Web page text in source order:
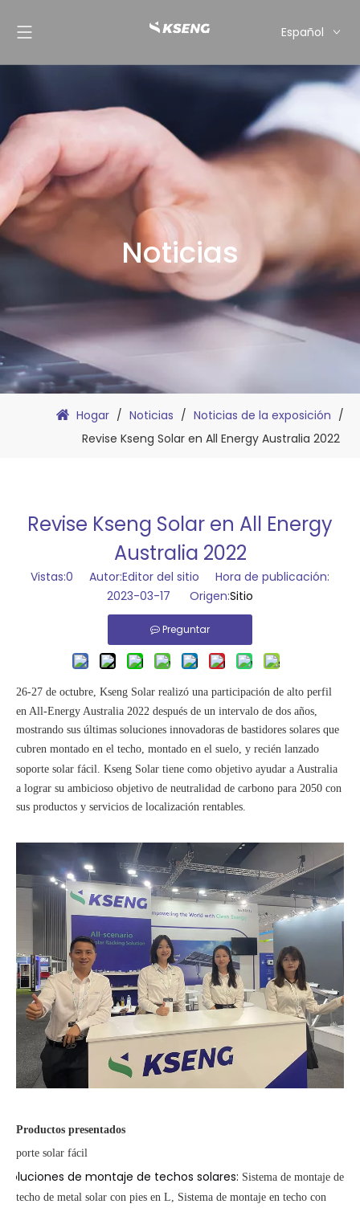
Español
Français
Deutsch
Italiano
Nederlands
Noticias
Hogar / Noticias / Noticias de la exposición /
Revise Kseng Solar en All Energy Australia 2022
Revise Kseng Solar en All Energy
Australia 2022
Vistas:0 Autor:Editor del sitio Hora de publicación:
2023-03-17 Origen:Sitio
Preguntar
26-27 de octubre, Kseng Solar realizó una participación de alto perfil
en All-Energy Australia 2022 después de un intervalo de dos años,
mostrando sus últimas soluciones innovadoras de bastidores solares que
cubren montado en el techo, montado en el suelo, y recién lanzado
soporte solar fácil. Kseng Solar tiene como objetivo ayudar a Australia
a lograr su ambicioso objetivo de neutralidad de carbono para 2050 con
sus productos y servicios de localización rentables.
Productos presentados
Soporte solar fácil
Soluciones de montaje de techos solares: Sistema de montaje de
techo de metal solar con pies en L, Sistema de montaje en techo con